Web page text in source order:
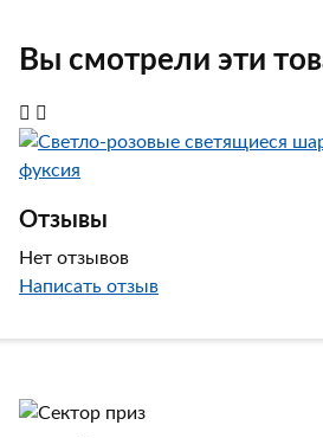
Вы смотрели эти
фуксия
Отзывы
Нет отзывов
Написать отзыв